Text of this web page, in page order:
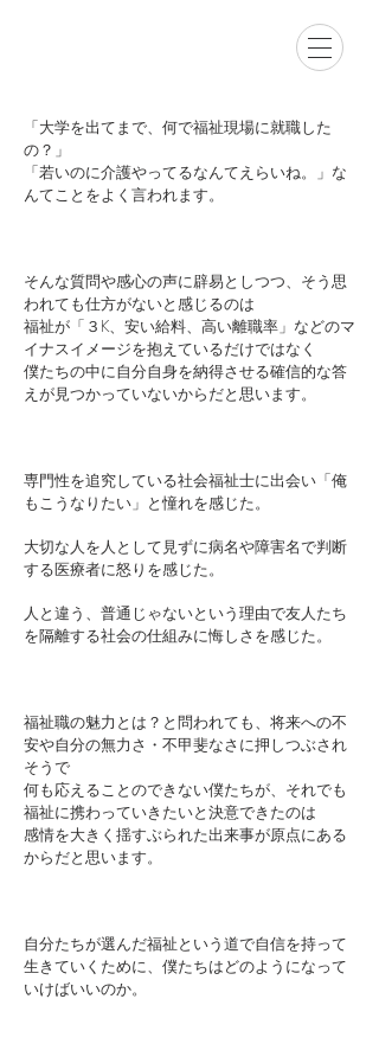
「大学を出てまで、何で福祉現場に就職した
の？」
「若いのに介護やってるなんてえらいね。」な
んてことをよく言われます。
そんな質問や感心の声に辟易としつつ、そう思
われても仕方がないと感じるのは
福祉が「３K、安い給料、高い離職率」などのマ
イナスイメージを抱えているだけではなく
僕たちの中に自分自身を納得させる確信的な答
えが見つかっていないからだと思います。
専門性を追究している社会福祉士に出会い「俺
もこうなりたい」と憧れを感じた。
​大切な人を人として見ずに病名や障害名で判断
する医療者に怒りを感じた。
人と違う、普通じゃないという理由で友人たち
を隔離する社会の仕組みに悔しさを感じた。
福祉職の魅力とは？と問われても、将来への不
安や自分の無力さ・不甲斐なさに押しつぶされ
そうで
何も応えることのできない僕たちが、それでも
福祉に携わっていきたいと決意できたのは
感情を大きく揺すぶられた出来事が原点にある
からだと思います。
自分たちが選んだ福祉という道で自信を持って
生きていくために、僕たちはどのようになって
いけばいいのか。